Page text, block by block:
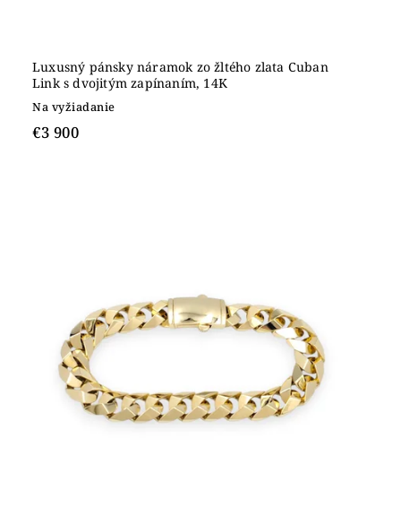
Luxusný pánsky náramok zo žltého zlata Cuban
Link s dvojitým zapínaním, 14K
Na vyžiadanie
€3 900